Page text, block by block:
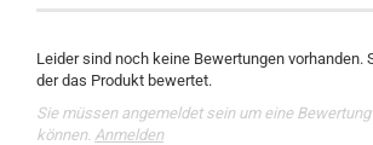
Leider sind noch keine Bewertungen vorhanden.
der das Produkt bewertet.
Sie müssen angemeldet sein um eine
können. Anmelden